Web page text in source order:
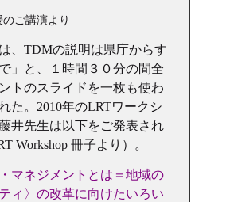
ご講演より
、TDMの説明は県庁からす
」と、１時間３０分の間全
トのスライドを一枚も使わ
た。2010年のLRTワークシ
井先生は以下をご発表され
Workshop 冊子より）。
マネジメントとは＝地域の
ィ〉の改革に向けたいろい